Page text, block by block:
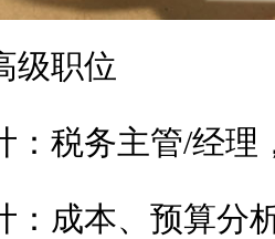
职位
税务主管/经理
成本、预算分析